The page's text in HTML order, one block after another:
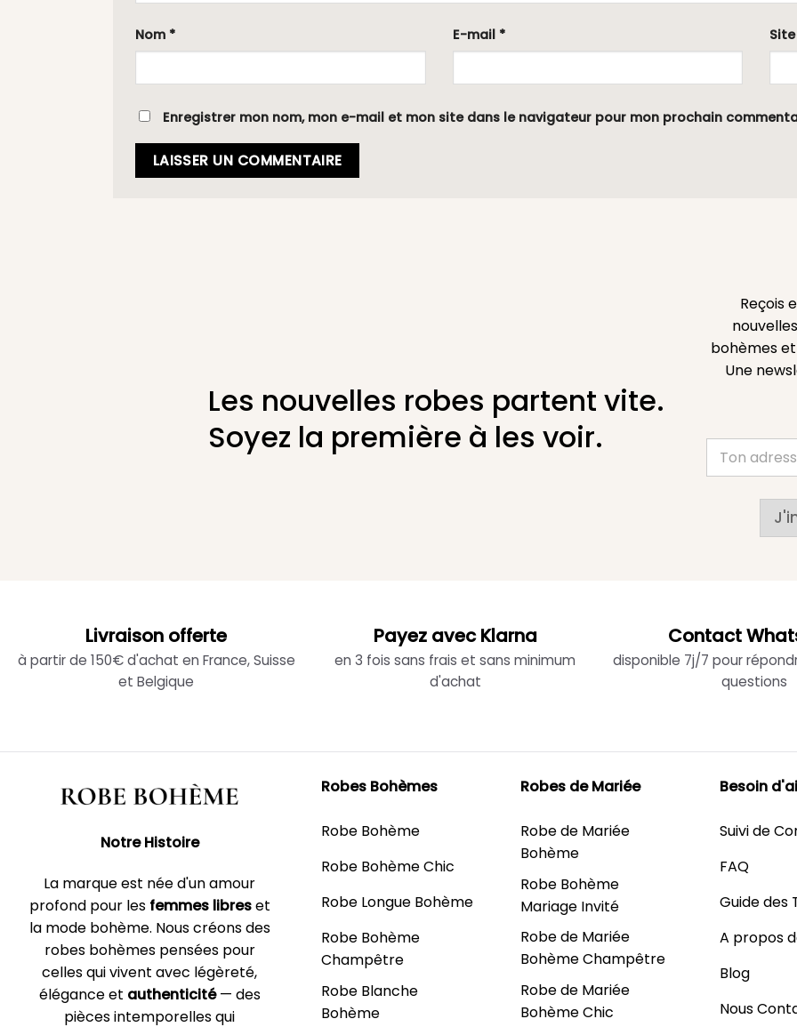
Nom * E-mail *
Enregistrer mon nom, mon e-mail et mon site dans le navigateur pour mon prochain
Les nouvelles robes partent vite.
Soyez la première à les voir.
Reçois
bohèmes
Une
Livraison offerte
à partir de 150€ d'achat en France, Suisse
et Belgique
Payez avec Klarna
en 3 fois sans frais et sans minimum
d'achat
Contact
disponible 7j/7 pour
questions
Notre Histoire
La marque est née d'un amour
profond pour les femmes libreset
la mode bohème. Nous créons des
robes bohèmes pensées pour
celles qui vivent avec légèreté,
élégance et authenticité— des
pièces intemporelles qui
Robes Bohèmes
Robe Bohème
Robe Bohème Chic
Robe Longue Bohème
Robe Bohème
Champêtre
Robe Blanche
Bohème
Robes de Mariée
Robe de Mariée
Bohème
Robe Bohème
Mariage Invité
Robe de Mariée
Bohème Champêtre
Robe de Mariée
Bohème Chic
Besoin
Suivi de
FAQ
Guide des
A propos
Blog
Nous